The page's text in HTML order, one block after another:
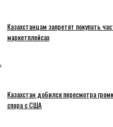
Казахстанцам запретят покупать
маркетплейсах
Казахстан добился пересмотра
спора с США